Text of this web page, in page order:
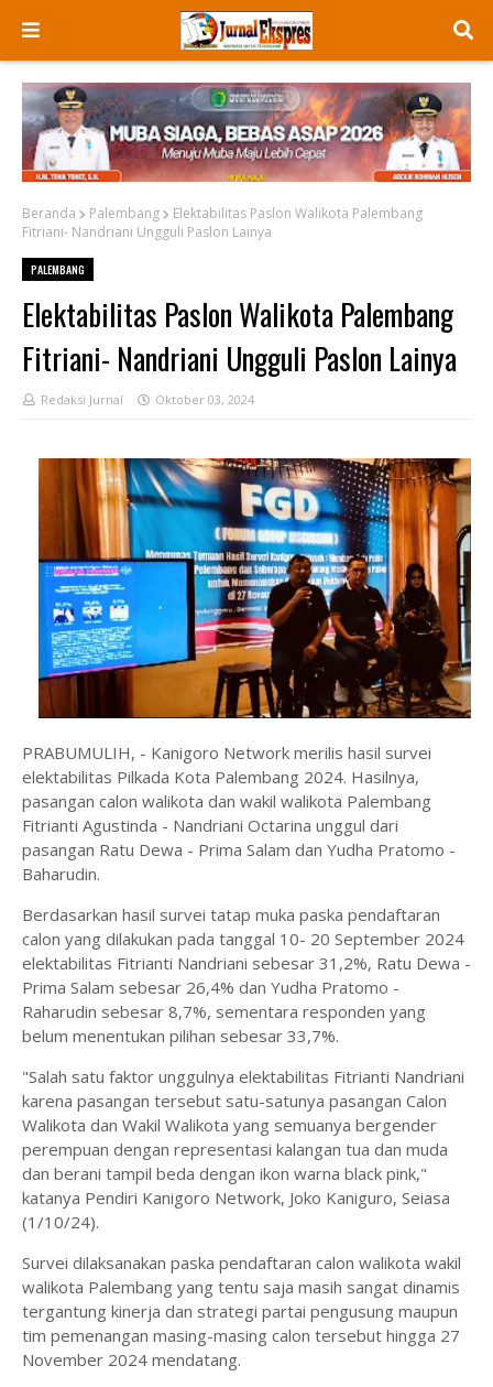
Beranda Palembang
Elektabilitas Paslon Walikota Palembang
Fitriani- Nandriani Ungguli Paslon Lainya
PALEMBANG
Elektabilitas Paslon Walikota Palembang
Fitriani- Nandriani Ungguli Paslon Lainya
Redaksi Jurnal Oktober 03, 2024
PRABUMULIH, - Kanigoro Network merilis hasil survei
elektabilitas Pilkada Kota Palembang 2024. Hasilnya,
pasangan calon walikota dan wakil walikota Palembang
Fitrianti Agustinda - Nandriani Octarina unggul dari
pasangan Ratu Dewa - Prima Salam dan Yudha Pratomo -
Baharudin.
Berdasarkan hasil survei tatap muka paska pendaftaran
calon yang dilakukan pada tanggal 10- 20 September 2024
elektabilitas Fitrianti Nandriani sebesar 31,2%, Ratu Dewa -
Prima Salam sebesar 26,4% dan Yudha Pratomo -
Raharudin sebesar 8,7%, sementara responden yang
belum menentukan pilihan sebesar 33,7%.
"Salah satu faktor unggulnya elektabilitas Fitrianti Nandriani
karena pasangan tersebut satu-satunya pasangan Calon
Walikota dan Wakil Walikota yang semuanya bergender
perempuan dengan representasi kalangan tua dan muda
dan berani tampil beda dengan ikon warna black pink,"
katanya Pendiri Kanigoro Network, Joko Kaniguro, Seiasa
(1/10/24).
Survei dilaksanakan paska pendaftaran calon walikota wakil
walikota Palembang yang tentu saja masih sangat dinamis
tergantung kinerja dan strategi partai pengusung maupun
tim pemenangan masing-masing calon tersebut hingga 27
November 2024 mendatang.